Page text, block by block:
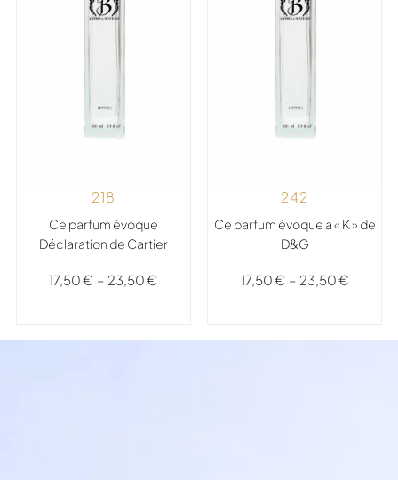
218
Ce parfum évoque
Déclaration de Cartier
17,50€ – 23,50€
242
Ce parfum évoque a « K » de
D&G
17,50€ – 23,50€